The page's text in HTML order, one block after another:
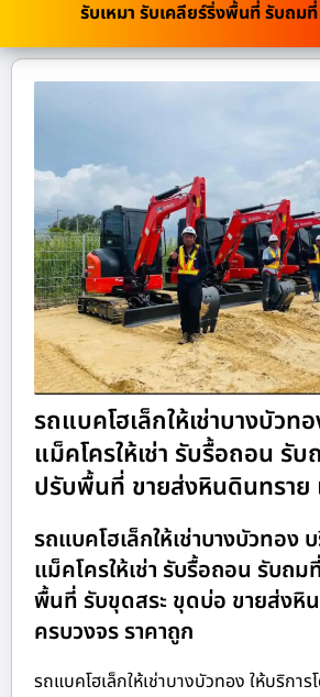
รับเหมา รับเคลียร์ริ่งพื้นที่ รับถม
รถแบคโฮเล็กให้เช่าบางบัวท
แม็คโครให้เช่า รับรื้อถอน รั
ปรับพื้นที่ ขายส่งหินดินทราย
รถแบคโฮเล็กให้เช่าบางบัวทอง
แม็คโครให้เช่า รับรื้อถอน รับถ
พื้นที่ รับขุดสระ ขุดบ่อ ขายส่งหิ
ครบวงจร ราคาถูก
รถแบคโฮเล็กให้เช่าบางบัวทอง ให้บริกา